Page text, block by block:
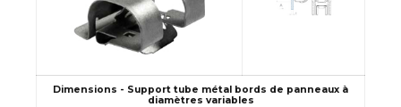
Dimensions - Support tube métal bords de panneaux à
diamètres variables